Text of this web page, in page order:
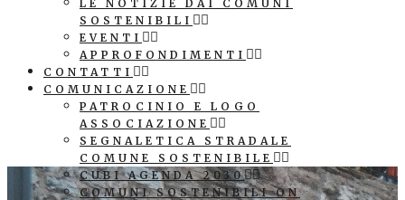
LE NOTIZIE DAI COMUNI
SOSTENIBILI
EVENTI
APPROFONDIMENTI
CONTATTI
COMUNICAZIONE
PATROCINIO E LOGO
ASSOCIAZIONE
SEGNALETICA STRADALE
COMUNE SOSTENIBILE
CUBI AGENDA 2030
COMUNI SOSTENIBILI ON